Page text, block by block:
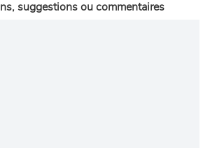
suggestions ou commentaires